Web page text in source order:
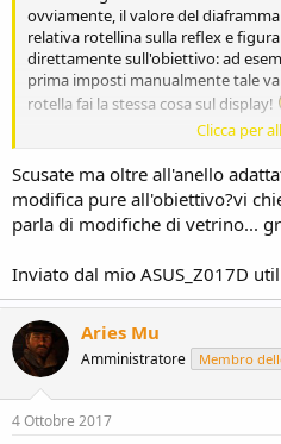
ovviamente, il valore del
relativa rotellina sulla reflex e
direttamente sull'obiettivo: ad
prima imposti manualmente tale
rotella fai la stessa cosa sul display!
p.s.: la lunghezza focale
devono essere programmati
Clicca per
Scusate ma oltre all'anello
modifica pure all'obiettivo?vi
parla di modifiche di vetrino...
Inviato dal mio ASUS_Z017D
Aries Mu
Amministratore Membro
4 Ottobre 2017